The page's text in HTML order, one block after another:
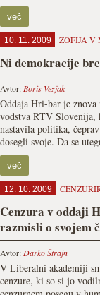
več
10. 11. 2009 ZOFIJA V
Ni demokracije
Avtor: Boris Vezjak
Oddaja Hri-bar je
vodstva RTV Slovenija,
nastavila politika,
dosegli svoje. Da se
več
12. 10. 2009
Cenzura v oddaji
razmisli o svojem
Avtor: Darko Štrajn
V Liberalni akademiji
cenzure, ki so si jo